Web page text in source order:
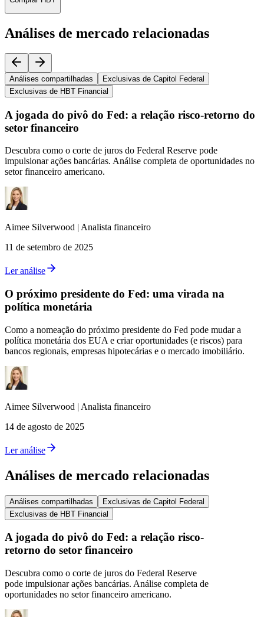
Análises de mercado relacionadas
Análises compartilhadas
Exclusivas de Capitol Federal
Exclusivas de HBT Financial
A jogada do pivô do Fed: a relação risco-retorno do
setor financeiro
Descubra como o corte de juros do Federal Reserve pode
impulsionar ações bancárias. Análise completa de oportunidades no
setor financeiro americano.
Aimee Silverwood | Analista financeiro
11 de setembro de 2025
Ler análise
O próximo presidente do Fed: uma virada na
política monetária
Como a nomeação do próximo presidente do Fed pode mudar a
política monetária dos EUA e criar oportunidades (e riscos) para
bancos regionais, empresas hipotecárias e o mercado imobiliário.
Aimee Silverwood | Analista financeiro
14 de agosto de 2025
Ler análise
Análises de mercado relacionadas
Análises compartilhadas
Exclusivas de Capitol Federal
Exclusivas de HBT Financial
A jogada do pivô do Fed: a relação risco-
retorno do setor financeiro
Descubra como o corte de juros do Federal Reserve
pode impulsionar ações bancárias. Análise completa de
oportunidades no setor financeiro americano.